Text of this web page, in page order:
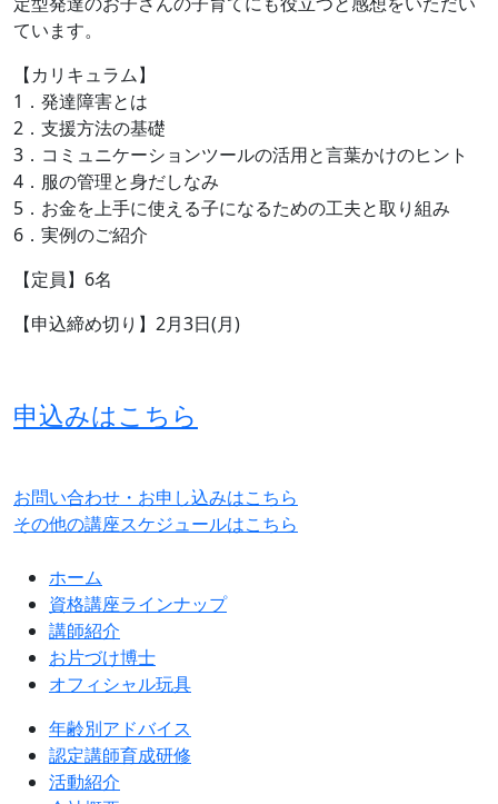
ています。
【カリキュラム】
1．発達障害とは
2．支援方法の基礎
3．コミュニケーションツールの活用と言葉かけのヒント
4．服の管理と身だしなみ
5．お金を上手に使える子になるための工夫と取り組み
6．実例のご紹介
【定員】6名
【申込締め切り】2月3日(月)
申込みはこちら
お問い合わせ・お申し込みはこちら
その他の講座スケジュールはこちら
ホーム
資格講座ラインナップ
講師紹介
お片づけ博士
オフィシャル玩具
年齢別アドバイス
認定講師育成研修
活動紹介